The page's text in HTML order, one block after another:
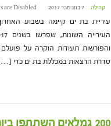
קהילה 7 בנובמבר 2017 at 18:25 are Disabled
והפורשות תעודות הוקרה על
סדרת הרצאות במכללת בת ים כדי
200 גמלאים השתתפו ביום ההליכה הבינלאומי